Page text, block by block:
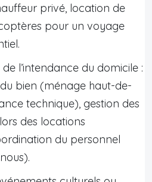
privé, location de
pour un voyage
l’intendance du domicile :
bien (ménage haut-de-
technique), gestion des
des locations
du personnel